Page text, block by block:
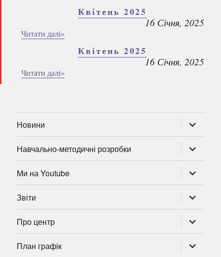
Квітень 2025
16 Січня, 2025
Читати далі»
Квітень 2025
16 Січня, 2025
Читати далі»
Новини
підменю
Навчально-методичні розробки
підменю
Ми на Youtube
підменю
Звіти
підменю
Про центр
підменю
План графік
підменю